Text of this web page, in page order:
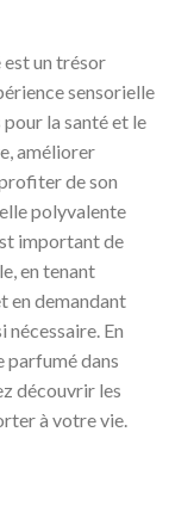
est un trésor
sensorielle
la santé et le
améliorer
de son
polyvalente
important de
en tenant
en demandant
nécessaire. En
parfumé dans
découvrir les
à votre vie.